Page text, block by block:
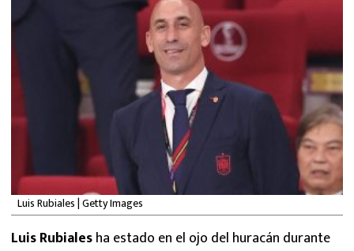
FUTBOL ESTUFA
FÓRMULA 1
BOXEO
NFL
Luis Rubiales | Getty Images
Luis Rubialesha estado en el ojo del huracán durante